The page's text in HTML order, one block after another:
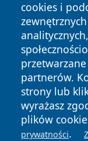
cookies i
partnerów.
strony lub
wyrażasz
plików
prywatności.
Copyright © 2026
zastrzeżone.
News Autorzy